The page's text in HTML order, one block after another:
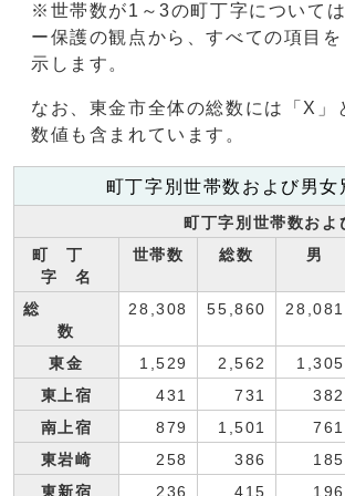
※世帯数が1～3の町丁字について
ー保護の観点から、すべての項目
示します。
なお、東金市全体の総数には「X」
数値も含まれています。
町丁字別世帯数および男
町丁字別世帯数および男
町 丁
字 名
世帯数 総数 男
総
数
28,308 55,860 28,081
東金 1,529 2,562 1,305
東上宿
431 731 382
南上宿
879 1,501 761
東岩崎
258 386 185
東新宿
236 415 196